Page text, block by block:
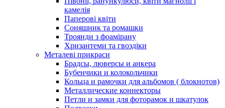
камелія
Паперові квіти
Соняшник та ромашки
Троянди з фоамірану
Хризантеми та гвоздіки
Металеві прикраси
Брадсы, люверсы и анкера
Бубенчики и колокольчики
Кольца и рамочки для альбомов ( блокнотов)
Металлические коннекторы
Петли и замки для фоторамок и шкатулок